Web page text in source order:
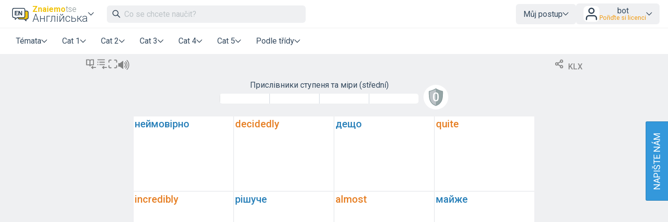
Znaiemotse
Англійська Můj postup bot
Pořiďte si licenci
Témata Cat 1 Cat 2 Cat 3 Cat 4 Cat 5 Podle třídy
KLX
Прислівники ступеня та міри (střední)
неймовірно
incredibly
decidedly
рішуче
дещо
almost
quite
майже
NAPIŠTE NÁM